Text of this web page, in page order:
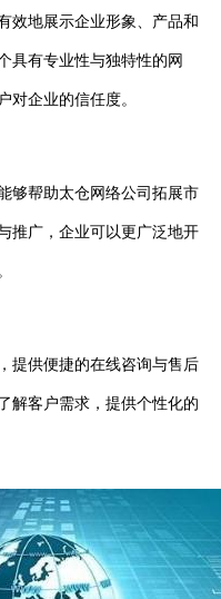
地展示企业形象、产品和
具有专业性与独特性的网
对企业的信任度。
帮助太仓网络公司拓展市
推广，企业可以更广泛地开
提供便捷的在线咨询与售后
解客户需求，提供个性化的